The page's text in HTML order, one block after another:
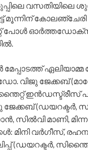
മൂന്നിന് കോലഞ്ചേരി
ഓർത്തഡോക്സ്
വിജു ജേക്കബ്
ഇൻഡസ്ട്രീസ്
ജേക്കബ് (ഡയറക്ടർ,
മാണി, മിന്ന
മിനി വർഗീസ്,
(ഡയറക്ടർ,